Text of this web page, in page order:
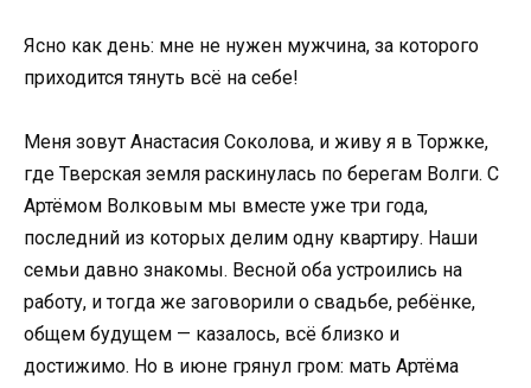
Ясно как день: мне не нужен мужчина, за которого
приходится тянуть всё на себе!
Меня зовут Анастасия Соколова, и живу я в Торжке,
где Тверская земля раскинулась по берегам Волги. С
Артёмом Волковым мы вместе уже три года,
последний из которых делим одну квартиру. Наши
семьи давно знакомы. Весной оба устроились на
работу, и тогда же заговорили о свадьбе, ребёнке,
общем будущем — казалось, всё близко и
достижимо. Но в июне грянул гром: мать Артёма